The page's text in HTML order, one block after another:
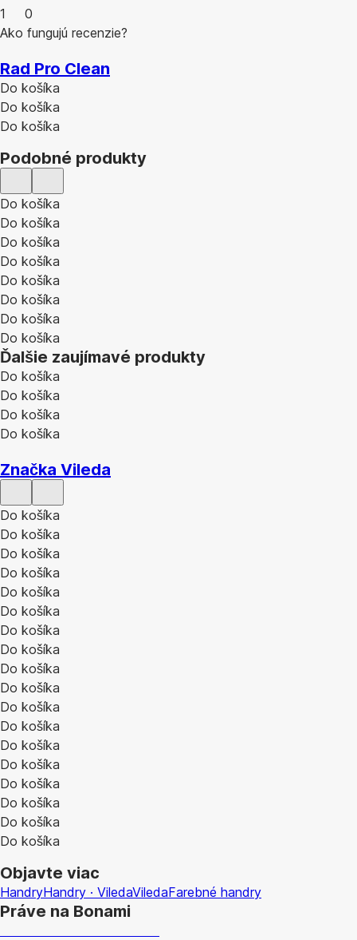
1
0
Ako fungujú recenzie?
Rad Pro Clean
Do košíka
Do košíka
Do košíka
Podobné produkty
Do košíka
Do košíka
Do košíka
Do košíka
Do košíka
Do košíka
Do košíka
Do košíka
Ďalšie zaujímavé produkty
Do košíka
Do košíka
Do košíka
Do košíka
Značka Vileda
Do košíka
Do košíka
Do košíka
Do košíka
Do košíka
Do košíka
Do košíka
Do košíka
Do košíka
Do košíka
Do košíka
Do košíka
Do košíka
Do košíka
Do košíka
Do košíka
Do košíka
Do košíka
Objavte viac
HandryHandry · ViledaViledaFarebné handry
Práve na Bonami